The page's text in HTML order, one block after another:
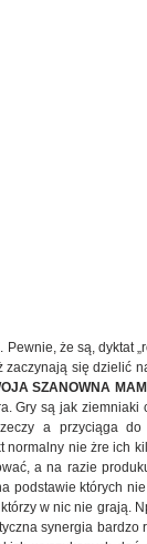
. Pewnie, że są, dyktat
się dzielić
SZANOWNA
Gry są jak
a przyciąga
normalny nie żre ich
a na razie
podstawie których
w nic nie grają.
synergia bardzo